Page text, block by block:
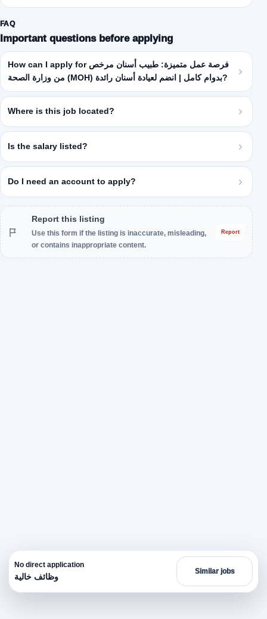
FAQ
Important questions before applying
How can I apply for فرصة عمل متميزة: طبيب أسنان مرخص
من وزارة الصحة (MOH) بدوام كامل | انضم لعيادة أسنان رائدة?
Where is this job located?
Is the salary listed?
Do I need an account to apply?
Report this listing
Use this form if the listing is inaccurate, misleading,
or contains inappropriate content.
Report
No direct application
وظائف خالية
Similar jobs